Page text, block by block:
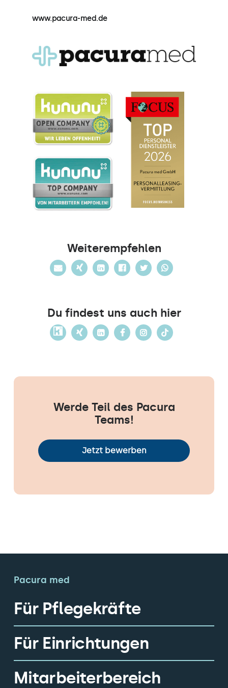
www.pacura-med.de
Weiterempfehlen
Du findest uns auch hier
Werde Teil des Pacura
Teams!
Jetzt bewerben
Pacura med
Für Pflegekräfte
Für Einrichtungen
Mitarbeiterbereich